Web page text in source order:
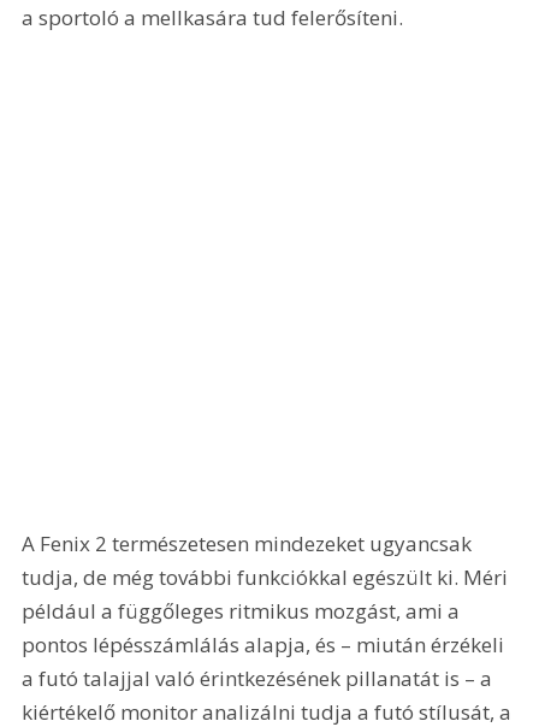
a sportoló a mellkasára tud felerősíteni.
A Fenix 2 természetesen mindezeket ugyancsak
tudja, de még további funkciókkal egészült ki. Méri
például a függőleges ritmikus mozgást, ami a
pontos lépésszámlálás alapja, és – miután érzékeli
a futó talajjal való érintkezésének pillanatát is – a
kiértékelő monitor analizálni tudja a futó stílusát, a